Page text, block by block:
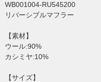
WB001004-RU545200
リバーシブルマフラー
【素材】
ウール:90%
カシミヤ:10%
【サイズ】